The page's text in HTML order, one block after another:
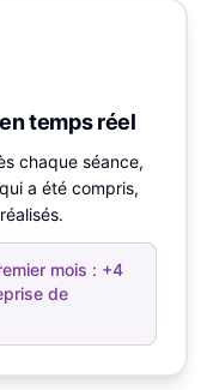
temps réel
chaque séance,
a été compris,
mois : +4
de